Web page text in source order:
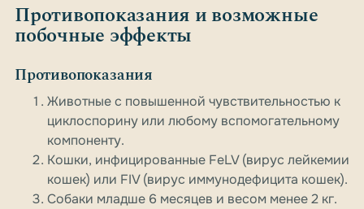
Противопоказания и возможные
побочные эффекты
Противопоказания
Животные с повышенной чувствительностью к
циклоспорину или любому вспомогательному
компоненту.
Кошки, инфицированные FeLV (вирус лейкемии
кошек) или FIV (вирус иммунодефицита кошек).
Собаки младше 6 месяцев и весом менее 2 кг.